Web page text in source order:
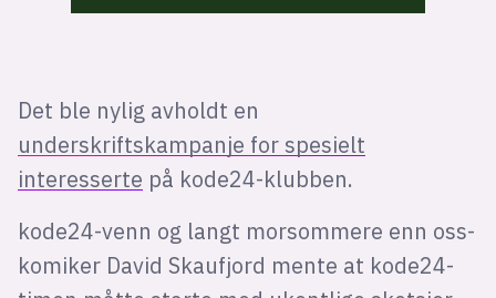
Det ble nylig avholdt en
underskriftskampanje for spesielt
interesserte på kode24-klubben.
kode24-venn og langt morsommere enn oss-
komiker David Skaufjord mente at kode24-